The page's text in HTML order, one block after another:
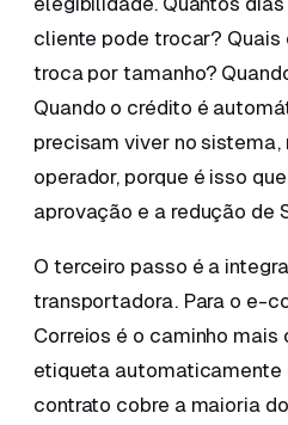
cliente pode trocar?
troca por tamanho?
Quando o crédito é
precisam viver no sistema,
operador, porque é isso
aprovação e a redução de
O terceiro passo é a
transportadora. Para o e-
Correios é o caminho mais
etiqueta automaticamente
contrato cobre a maioria